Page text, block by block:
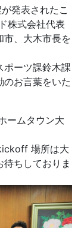
発表されたこ
株式会社代表
市、大木市長を
ポーツ課鈴木課
お言葉をいた
ームタウン大
場所は大
ちしておりま